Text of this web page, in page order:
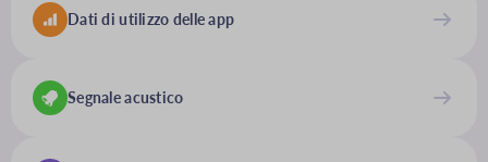
Dati di utilizzo delle app
Segnale acustico